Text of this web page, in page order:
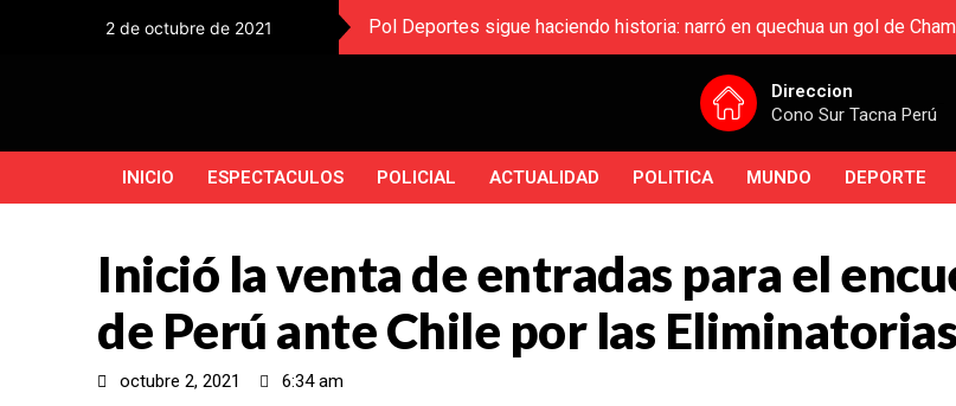
2 de octubre de 2021 Pol Deportes sigue haciendo historia: narró en quechua un gol de
Direccion
Cono Sur Tacna Perú
INICIO ESPECTACULOS POLICIAL ACTUALIDAD POLITICA MUNDO DEPORTE
Inició la venta de entradas para el
de Perú ante Chile por las Eliminatorias
octubre 2, 2021 6:34 am